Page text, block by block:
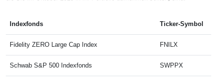
Indexfonds Ticker-Symbol
Fidelity ZERO Large Cap Index FNILX
Schwab S&P 500 Indexfonds SWPPX